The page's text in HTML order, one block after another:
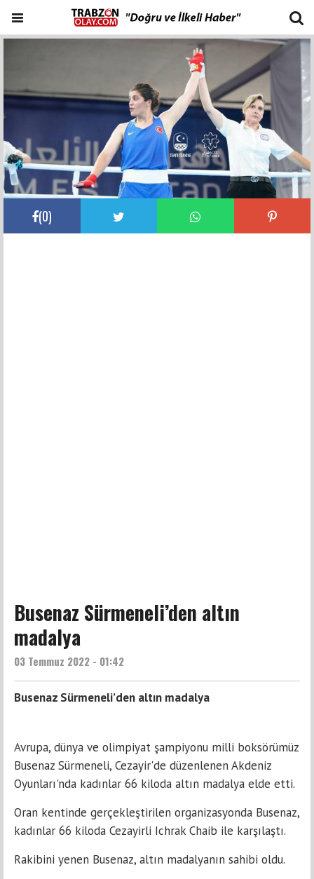
(0)
Busenaz Sürmeneli’den altın
madalya
03 Temmuz 2022 - 01:42
Busenaz Sürmeneli’den altın madalya
Avrupa, dünya ve olimpiyat şampiyonu milli boksörümüz
Busenaz Sürmeneli, Cezayir'de düzenlenen Akdeniz
Oyunları'nda kadınlar 66 kiloda altın madalya elde etti.
Oran kentinde gerçekleştirilen organizasyonda Busenaz,
kadınlar 66 kiloda Cezayirli Ichrak Chaib ile karşılaştı.
Rakibini yenen Busenaz, altın madalyanın sahibi oldu.